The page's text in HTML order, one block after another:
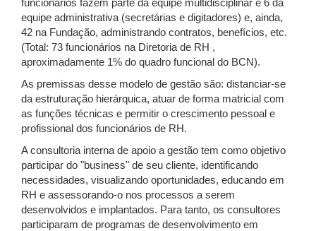
funcionários fazem parte da equipe multidisciplinar e 6 da
equipe administrativa (secretárias e digitadores) e, ainda,
42 na Fundação, administrando contratos, benefícios, etc.
(Total: 73 funcionários na Diretoria de RH ,
aproximadamente 1% do quadro funcional do BCN).
As premissas desse modelo de gestão são: distanciar-se
da estruturação hierárquica, atuar de forma matricial com
as funções técnicas e permitir o crescimento pessoal e
profissional dos funcionários de RH.
A consultoria interna de apoio a gestão tem como objetivo
participar do "business" de seu cliente, identificando
necessidades, visualizando oportunidades, educando em
RH e assessorando-o nos processos a serem
desenvolvidos e implantados. Para tanto, os consultores
participaram de programas de desenvolvimento em